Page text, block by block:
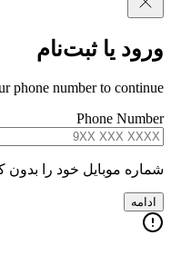
ورود یا ثبت‌نام
phone number to continue
Phone Number
شماره موبایل خود را
ادامه